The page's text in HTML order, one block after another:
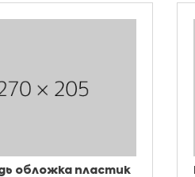
обложка пластик